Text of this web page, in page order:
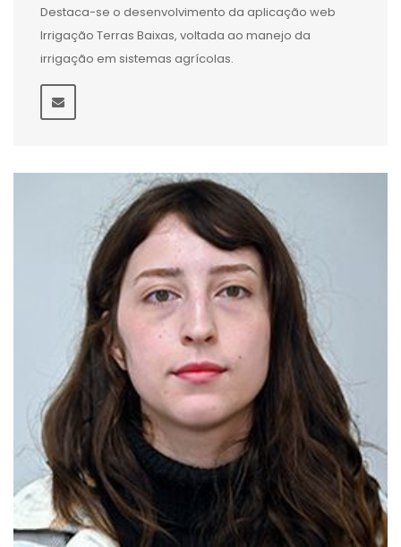
Destaca-se o desenvolvimento da aplicação web
Irrigação Terras Baixas, voltada ao manejo da
irrigação em sistemas agrícolas.